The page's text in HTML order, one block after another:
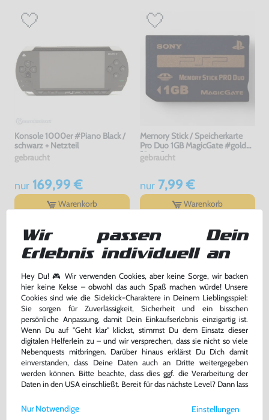
Konsole 1000er #Piano Black /
schwarz + Netzteil
gebraucht
nur169,99 €
Warenkorb
Memory Stick / Speicherkarte
Pro Duo 1GB MagicGate #gold
[Sony]
gebraucht
nur7,99 €
Warenkorb
Original USB Ladekabel Adapter
/ Mo. PSP-N104 [Sony]
gebraucht
-67% bisher 23,99 €
Konsole Slim & Lite 3000er
#Piano Black / schwarz +
Netzteil
gebraucht
Wir passen Dein
Erlebnis individuell an
Hey Du! 🎮 Wir verwenden Cookies, aber keine Sorge, wir backen
hier keine Kekse – obwohl das auch Spaß machen würde! Unsere
Cookies sind wie die Sidekick-Charaktere in Deinem Lieblingsspiel:
Sie sorgen für Zuverlässigkeit, Sicherheit und ein bisschen
persönliche Anpassung, damit Dein Einkaufserlebnis einzigartig ist.
Wenn Du auf "Geht klar" klickst, stimmst Du dem Einsatz dieser
digitalen Helferlein zu – und wir versprechen, dass sie nicht so viele
Nebenquests mitbringen. Darüber hinaus erklärst Du Dich damit
einverstanden, dass Deine Daten auch an Dritte weitergegeben
werden können. Bitte beachte, dass dies ggf. die Verarbeitung der
Daten in den USA einschließt. Bereit für das nächste Level? Dann lass
Weitere Informationen zu den von uns verwendeten Cookies und
Einstellungen
Nur Notwendige